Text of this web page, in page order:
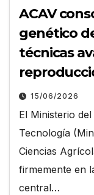
ACAV
genético
técnicas
15/06/2026
El Ministerio
Tecnología
Ciencias
firmemente en
central…